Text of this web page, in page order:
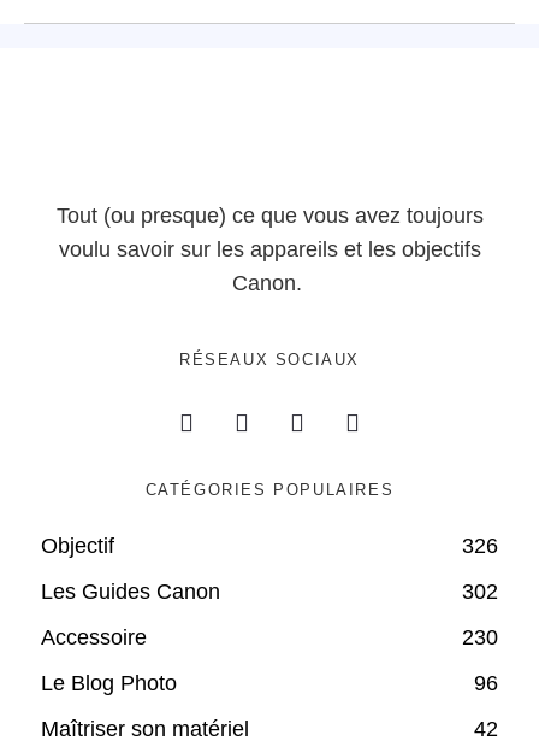
Tout (ou presque) ce que vous avez toujours
voulu savoir sur les appareils et les objectifs
Canon.
RÉSEAUX SOCIAUX
CATÉGORIES POPULAIRES
Objectif
326
Les Guides Canon
302
Accessoire
230
Le Blog Photo
96
Maîtriser son matériel
42